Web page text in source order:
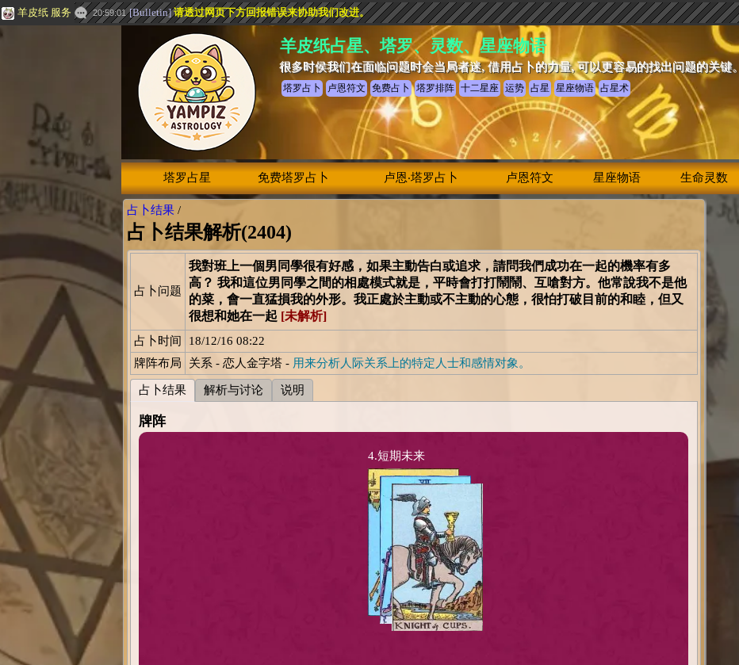
羊皮纸 服务 20:59:01 [Bulletin]请透过网页下方回报错误来协助我们改进。
羊皮纸占星、塔罗、灵数、星座物语
很多时侯我们在面临问题时会当局者迷, 借用占卜的力量, 可以更容易的找出问题的关键。
塔罗占卜 卢恩符文 免费占卜 塔罗排阵 十二星座 运势 占星 星座物语 占星术
塔罗占星 免费塔罗占卜 卢恩‧塔罗占卜 卢恩符文 星座物语 生命灵数
占卜结果/
占卜结果解析(2404)
占卜问题
我對班上一個男同學很有好感，如果主動告白或追求，請問我們成功在一起的機率有多
高？ 我和這位男同學之間的相處模式就是，平時會打打鬧鬧、互嗆對方。他常說我不是他
的菜，會一直猛損我的外形。我正處於主動或不主動的心態，很怕打破目前的和睦，但又
很想和她在一起 [未解析]
占卜时间
18/12/16 08:22
牌阵布局
关系 - 恋人金字塔 - 用来分析人际关系上的特定人士和感情对象。
占卜结果 解析与讨论 说明
牌阵
4.短期未来